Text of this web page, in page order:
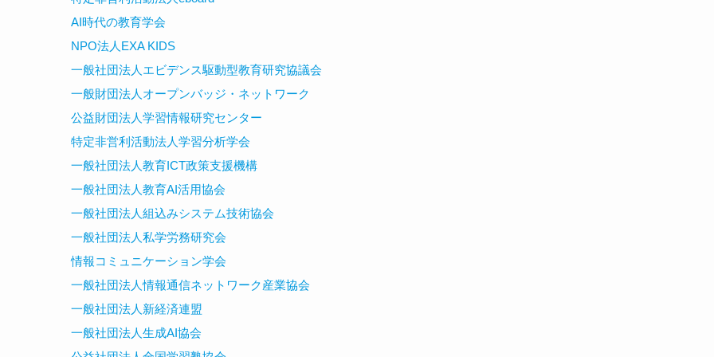
AI時代の教育学会
NPO法人EXA KIDS
一般社団法人エビデンス駆動型教育研究協議会
一般財団法人オープンバッジ・ネットワーク
公益財団法人学習情報研究センター
特定非営利活動法人学習分析学会
一般社団法人教育ICT政策支援機構
一般社団法人教育AI活用協会
一般社団法人組込みシステム技術協会
一般社団法人私学労務研究会
情報コミュニケーション学会
一般社団法人情報通信ネットワーク産業協会
一般社団法人新経済連盟
一般社団法人生成AI協会